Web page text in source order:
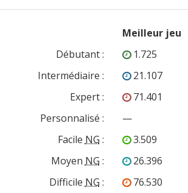
Meilleur jeu
Débutant: 1.725
Intermédiaire : 21.107
Expert: 71.401
Personnalisé : —
Facile NG : 3.509
Moyen NG : 26.396
Difficile NG : 76.530